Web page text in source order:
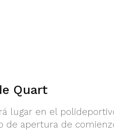
Quart
lugar en el
de apertura de